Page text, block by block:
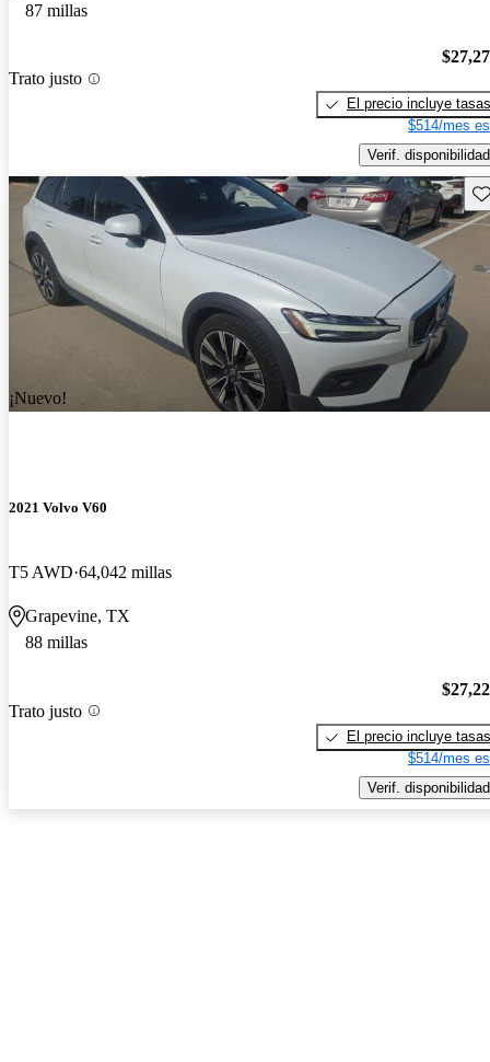
87 millas
Trato justo
El precio incluye tasas
$514/mes
Verif. disponibilidad
¡Nuevo!
2021 Volvo V60
T5 AWD 64,042 millas
Grapevine, TX
88 millas
Trato justo
El precio incluye tasas
$514/mes
Verif. disponibilidad